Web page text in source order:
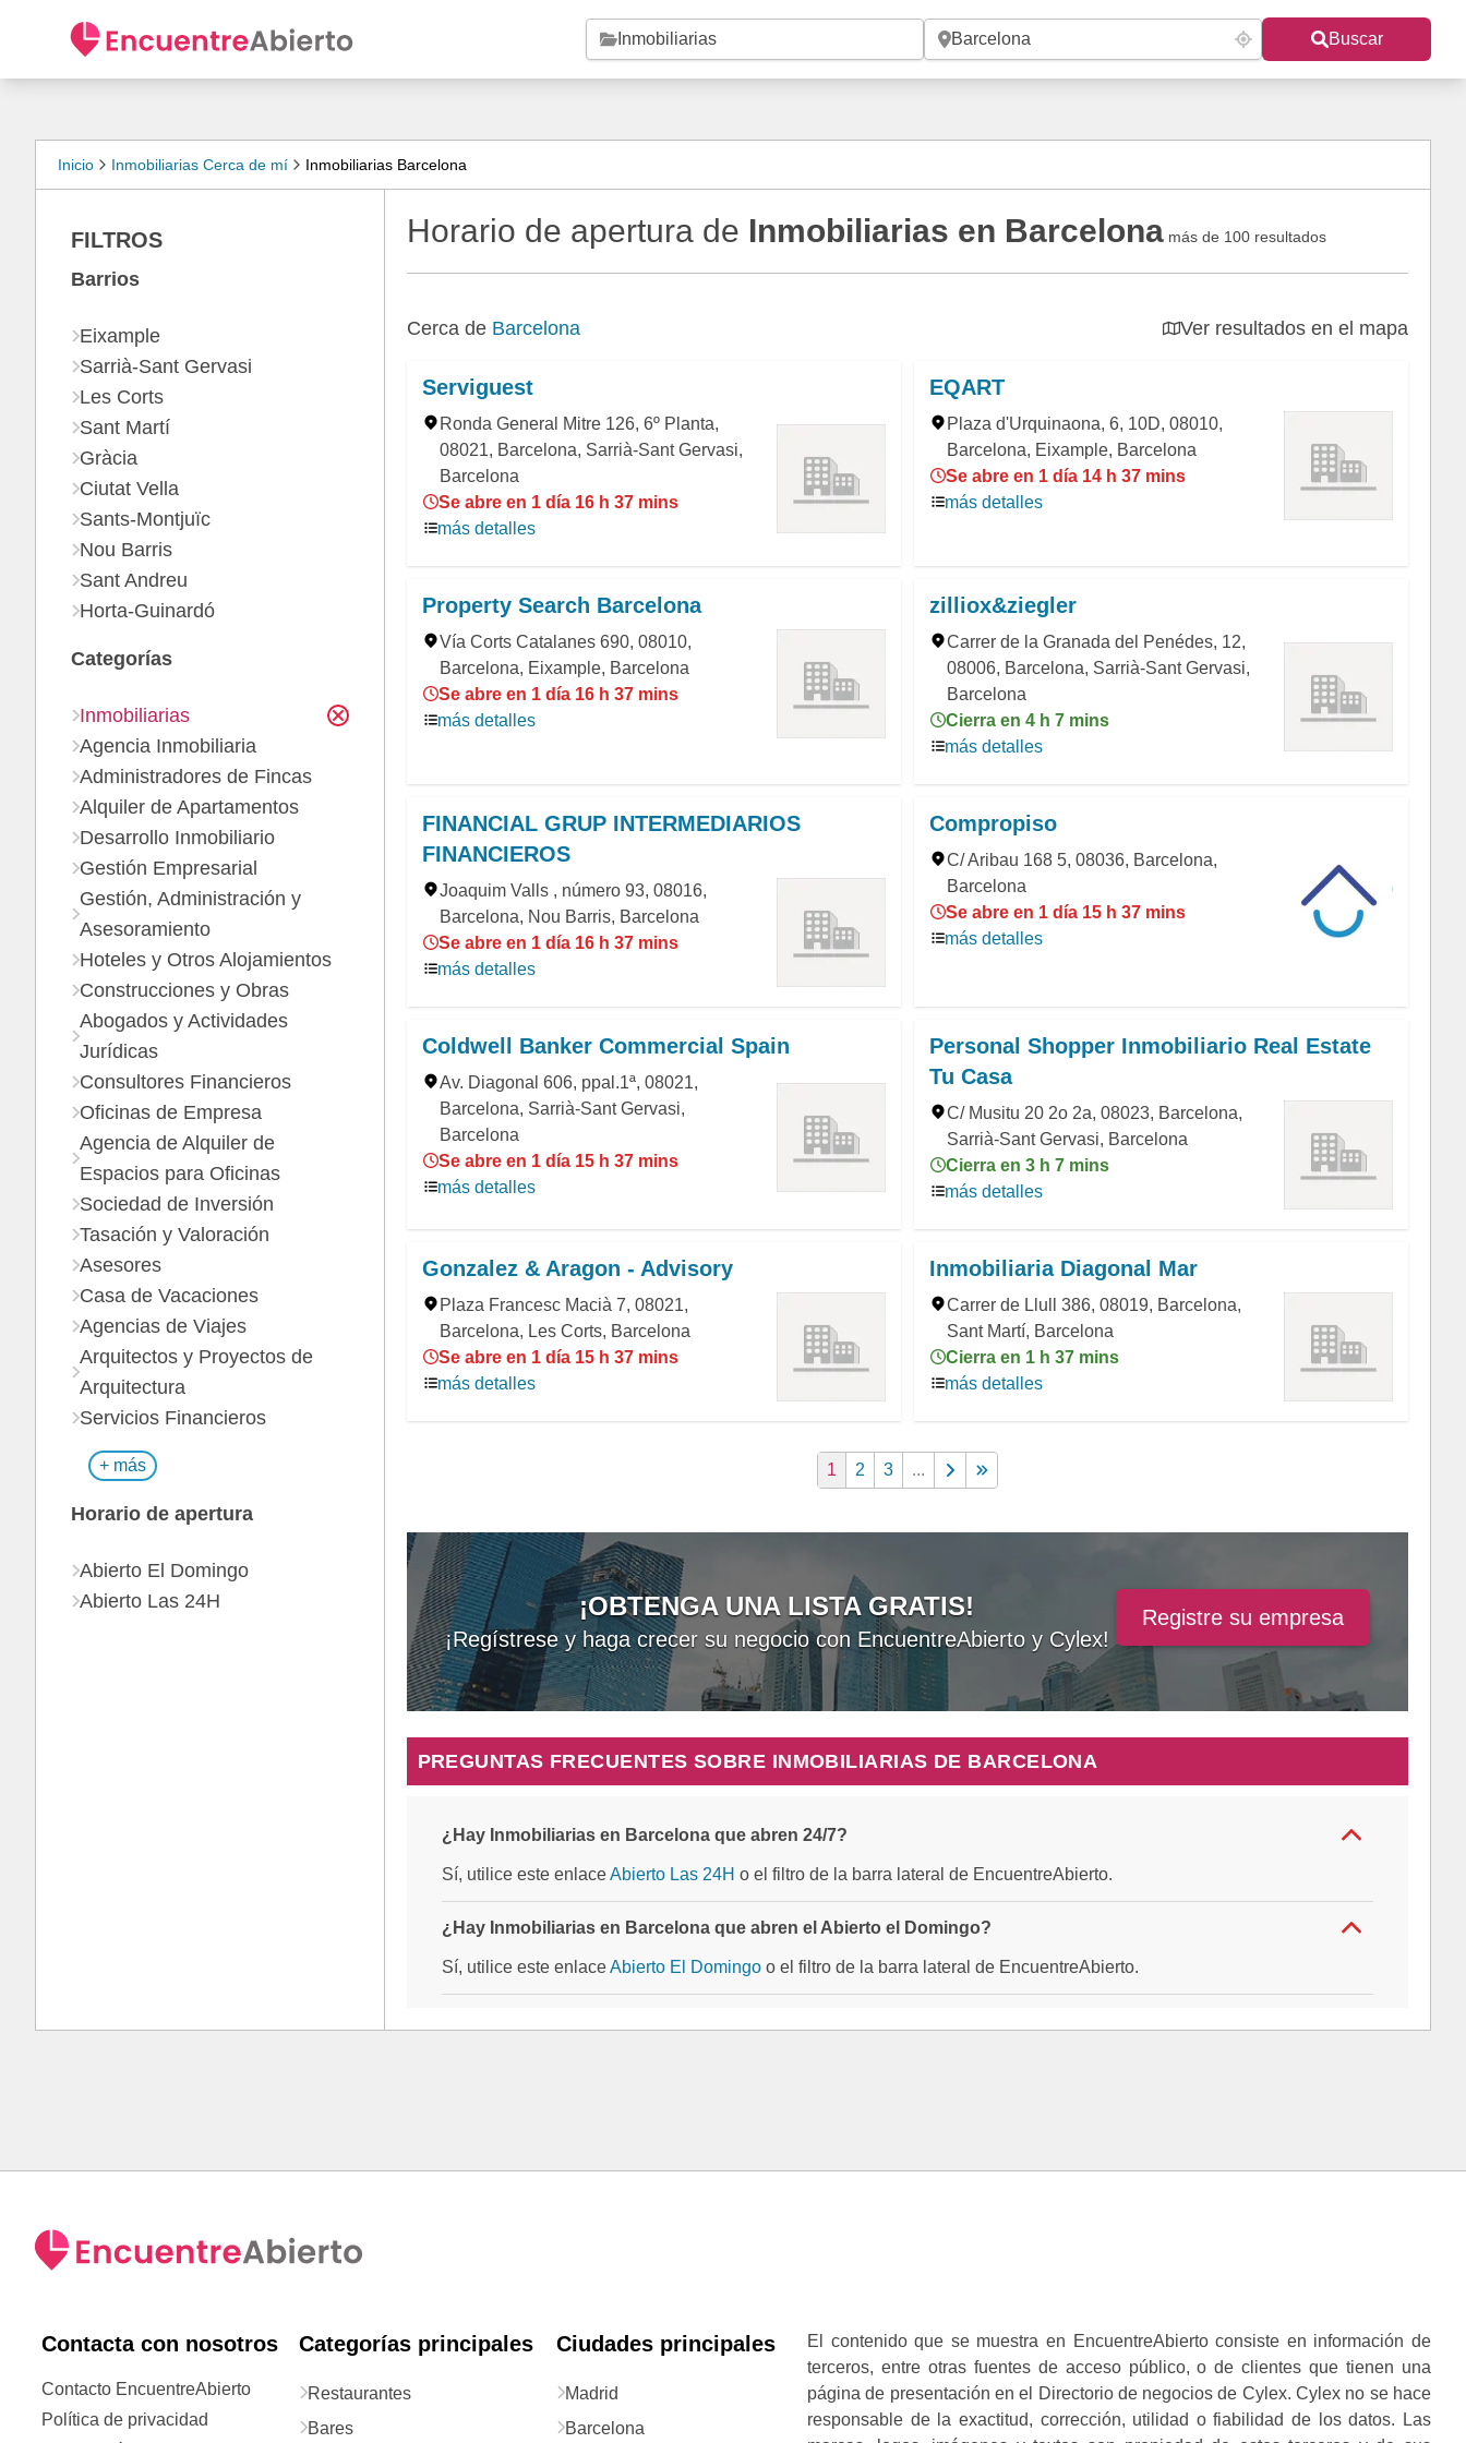
Buscar
Inicio Inmobiliarias Cerca de mí Inmobiliarias Barcelona
Horario de apertura de Inmobiliarias en Barcelona más de 100 resultados
Cerca de Barcelona Ver resultados en el mapa
Serviguest
Ronda General Mitre 126, 6º Planta,
08021, Barcelona, Sarrià-Sant Gervasi,
Barcelona
Se abre en 1 día 16 h 37 mins
más detalles
EQART
Plaza d'Urquinaona, 6, 10D, 08010,
Barcelona, Eixample, Barcelona
Se abre en 1 día 14 h 37 mins
más detalles
Property Search Barcelona
Vía Corts Catalanes 690, 08010,
Barcelona, Eixample, Barcelona
Se abre en 1 día 16 h 37 mins
más detalles
zilliox&ziegler
Carrer de la Granada del Penédes, 12,
08006, Barcelona, Sarrià-Sant Gervasi,
Barcelona
Cierra en 4 h 7 mins
más detalles
FINANCIAL GRUP INTERMEDIARIOS
FINANCIEROS
Joaquim Valls , número 93, 08016,
Barcelona, Nou Barris, Barcelona
Se abre en 1 día 16 h 37 mins
más detalles
Compropiso
C/ Aribau 168 5, 08036, Barcelona,
Barcelona
Se abre en 1 día 15 h 37 mins
más detalles
Coldwell Banker Commercial Spain
Av. Diagonal 606, ppal.1ª, 08021,
Barcelona, Sarrià-Sant Gervasi,
Barcelona
Se abre en 1 día 15 h 37 mins
más detalles
Personal Shopper Inmobiliario Real Estate
Tu Casa
C/ Musitu 20 2o 2a, 08023, Barcelona,
Sarrià-Sant Gervasi, Barcelona
Cierra en 3 h 7 mins
más detalles
Gonzalez & Aragon - Advisory
Plaza Francesc Macià 7, 08021,
Barcelona, Les Corts, Barcelona
Se abre en 1 día 15 h 37 mins
más detalles
Inmobiliaria Diagonal Mar
Carrer de Llull 386, 08019, Barcelona,
Sant Martí, Barcelona
Cierra en 1 h 37 mins
más detalles
1 2 3 ...
¡OBTENGA UNA LISTA GRATIS!
¡Regístrese y haga crecer su negocio con EncuentreAbierto y Cylex!
Registre su empresa
PREGUNTAS FRECUENTES SOBRE INMOBILIARIAS DE BARCELONA
¿Hay Inmobiliarias en Barcelona que abren 24/7?
Sí, utilice este enlace Abierto Las 24H o el filtro de la barra lateral de EncuentreAbierto.
¿Hay Inmobiliarias en Barcelona que abren el Abierto el Domingo?
Sí, utilice este enlace Abierto El Domingo o el filtro de la barra lateral de EncuentreAbierto.
FILTROS
Barrios
Eixample
Sarrià-Sant Gervasi
Les Corts
Sant Martí
Gràcia
Ciutat Vella
Sants-Montjuïc
Nou Barris
Sant Andreu
Horta-Guinardó
Categorías
Inmobiliarias
Agencia Inmobiliaria
Administradores de Fincas
Alquiler de Apartamentos
Desarrollo Inmobiliario
Gestión Empresarial
Gestión, Administración y
Asesoramiento
Hoteles y Otros Alojamientos
Construcciones y Obras
Abogados y Actividades
Jurídicas
Consultores Financieros
Oficinas de Empresa
Agencia de Alquiler de
Espacios para Oficinas
Sociedad de Inversión
Tasación y Valoración
Asesores
Casa de Vacaciones
Agencias de Viajes
Arquitectos y Proyectos de
Arquitectura
Servicios Financieros
+ más
Horario de apertura
Abierto El Domingo
Abierto Las 24H
Contacta con nosotros
Contacto EncuentreAbierto
Política de privacidad
Categorías principales
Restaurantes
Bares
Ciudades principales
Madrid
Barcelona
El contenido que se muestra en EncuentreAbierto consiste en información de
terceros, entre otras fuentes de acceso público, o de clientes que tienen una
página de presentación en el Directorio de negocios de Cylex. Cylex no se hace
responsable de la exactitud, corrección, utilidad o fiabilidad de los datos. Las